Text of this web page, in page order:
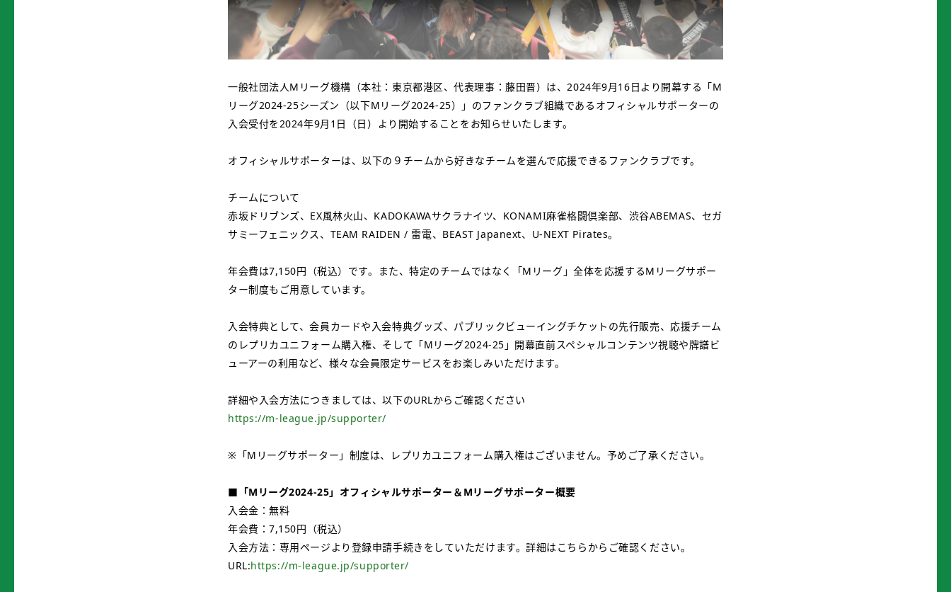
一般社団法人Mリーグ機構（本社：東京都港区、代表理事：藤田晋）は、2024年9月16日より開幕する「M
リーグ2024-25シーズン（以下Mリーグ2024-25）」のファンクラブ組織であるオフィシャルサポーターの
入会受付を2024年9月1日（日）より開始することをお知らせいたします。
オフィシャルサポーターは、以下の９チームから好きなチームを選んで応援できるファンクラブです。
チームについて
赤坂ドリブンズ、EX風林火山、KADOKAWAサクラナイツ、KONAMI麻雀格闘倶楽部、渋谷ABEMAS、セガ
サミーフェニックス、TEAM RAIDEN / 雷電、BEAST Japanext、U-NEXT Pirates。
年会費は7,150円（税込）です。また、特定のチームではなく「Mリーグ」全体を応援するMリーグサポー
ター制度もご用意しています。
入会特典として、会員カードや入会特典グッズ、パブリックビューイングチケットの先行販売、応援チーム
のレプリカユニフォーム購入権、そして「Mリーグ2024-25」開幕直前スペシャルコンテンツ視聴や牌譜ビ
ューアーの利用など、様々な会員限定サービスをお楽しみいただけます。
詳細や入会方法につきましては、以下のURLからご確認ください
https://m-league.jp/supporter/
※「Mリーグサポーター」制度は、レプリカユニフォーム購入権はございません。予めご了承ください。
■「Mリーグ2024-25」オフィシャルサポーター＆Mリーグサポーター概要
入会金：無料
年会費：7,150円（税込）
入会方法：専用ページより登録申請手続きをしていただけます。詳細はこちらからご確認ください。
URL:https://m-league.jp/supporter/